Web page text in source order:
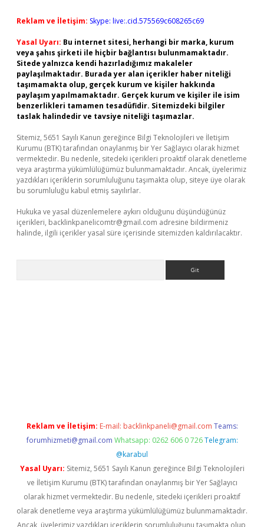
Reklam ve İletişim: Skype: live:.cid.575569c608265c69
Yasal Uyarı: Bu internet sitesi, herhangi bir marka, kurum
veya şahıs şirketi ile hiçbir bağlantısı bulunmamaktadır.
Sitede yalnızca kendi hazırladığımız makaleler
paylaşılmaktadır. Burada yer alan içerikler haber niteliği
taşımamakta olup, gerçek kurum ve kişiler hakkında
paylaşım yapılmamaktadır. Gerçek kurum ve kişiler ile isim
benzerlikleri tamamen tesadüfidir. Sitemizdeki bilgiler
taslak halindedir ve tavsiye niteliği taşımazlar.
Sitemiz, 5651 Sayılı Kanun gereğince Bilgi Teknolojileri ve İletişim
Kurumu (BTK) tarafından onaylanmış bir Yer Sağlayıcı olarak hizmet
vermektedir. Bu nedenle, sitedeki içerikleri proaktif olarak denetleme
veya araştırma yükümlülüğümüz bulunmamaktadır. Ancak, üyelerimiz
yazdıkları içeriklerin sorumluluğunu taşımakta olup, siteye üye olarak
bu sorumluluğu kabul etmiş sayılırlar.
Hukuka ve yasal düzenlemelere aykırı olduğunu düşündüğünüz
içerikleri, backlinkpanelicomtr@gmail.com adresine bildirmeniz
halinde, ilgili içerikler yasal süre içerisinde sitemizden kaldırılacaktır.
Reklam ve İletişim: E-mail: backlinkpaneli@gmail.com Teams:
forumhizmeti@gmail.com Whatsapp: 0262 606 0 726 Telegram:
@karabul
Yasal Uyarı: Sitemiz, 5651 Sayılı Kanun gereğince Bilgi Teknolojileri
ve İletişim Kurumu (BTK) tarafından onaylanmış bir Yer Sağlayıcı
olarak hizmet vermektedir. Bu nedenle, sitedeki içerikleri proaktif
olarak denetleme veya araştırma yükümlülüğümüz bulunmamaktadır.
Ancak, üyelerimiz yazdıkları içeriklerin sorumluluğunu taşımakta olup,